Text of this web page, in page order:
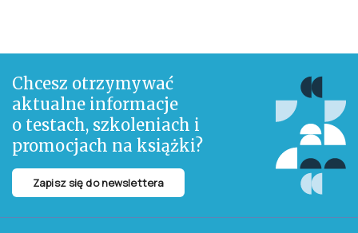
Chcesz otrzymywać
aktualne informacje
o testach, szkoleniach i
promocjach na książki?
Zapisz się do newslettera